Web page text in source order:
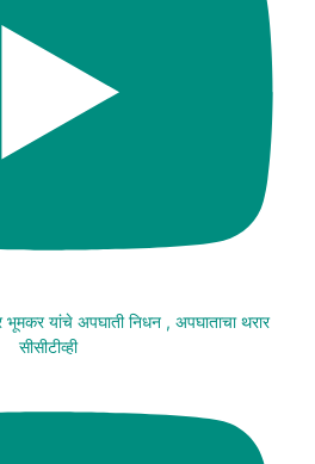
भूमकर यांचे अपघाती निधन , अपघाताचा थरार
सीसीटीव्ही